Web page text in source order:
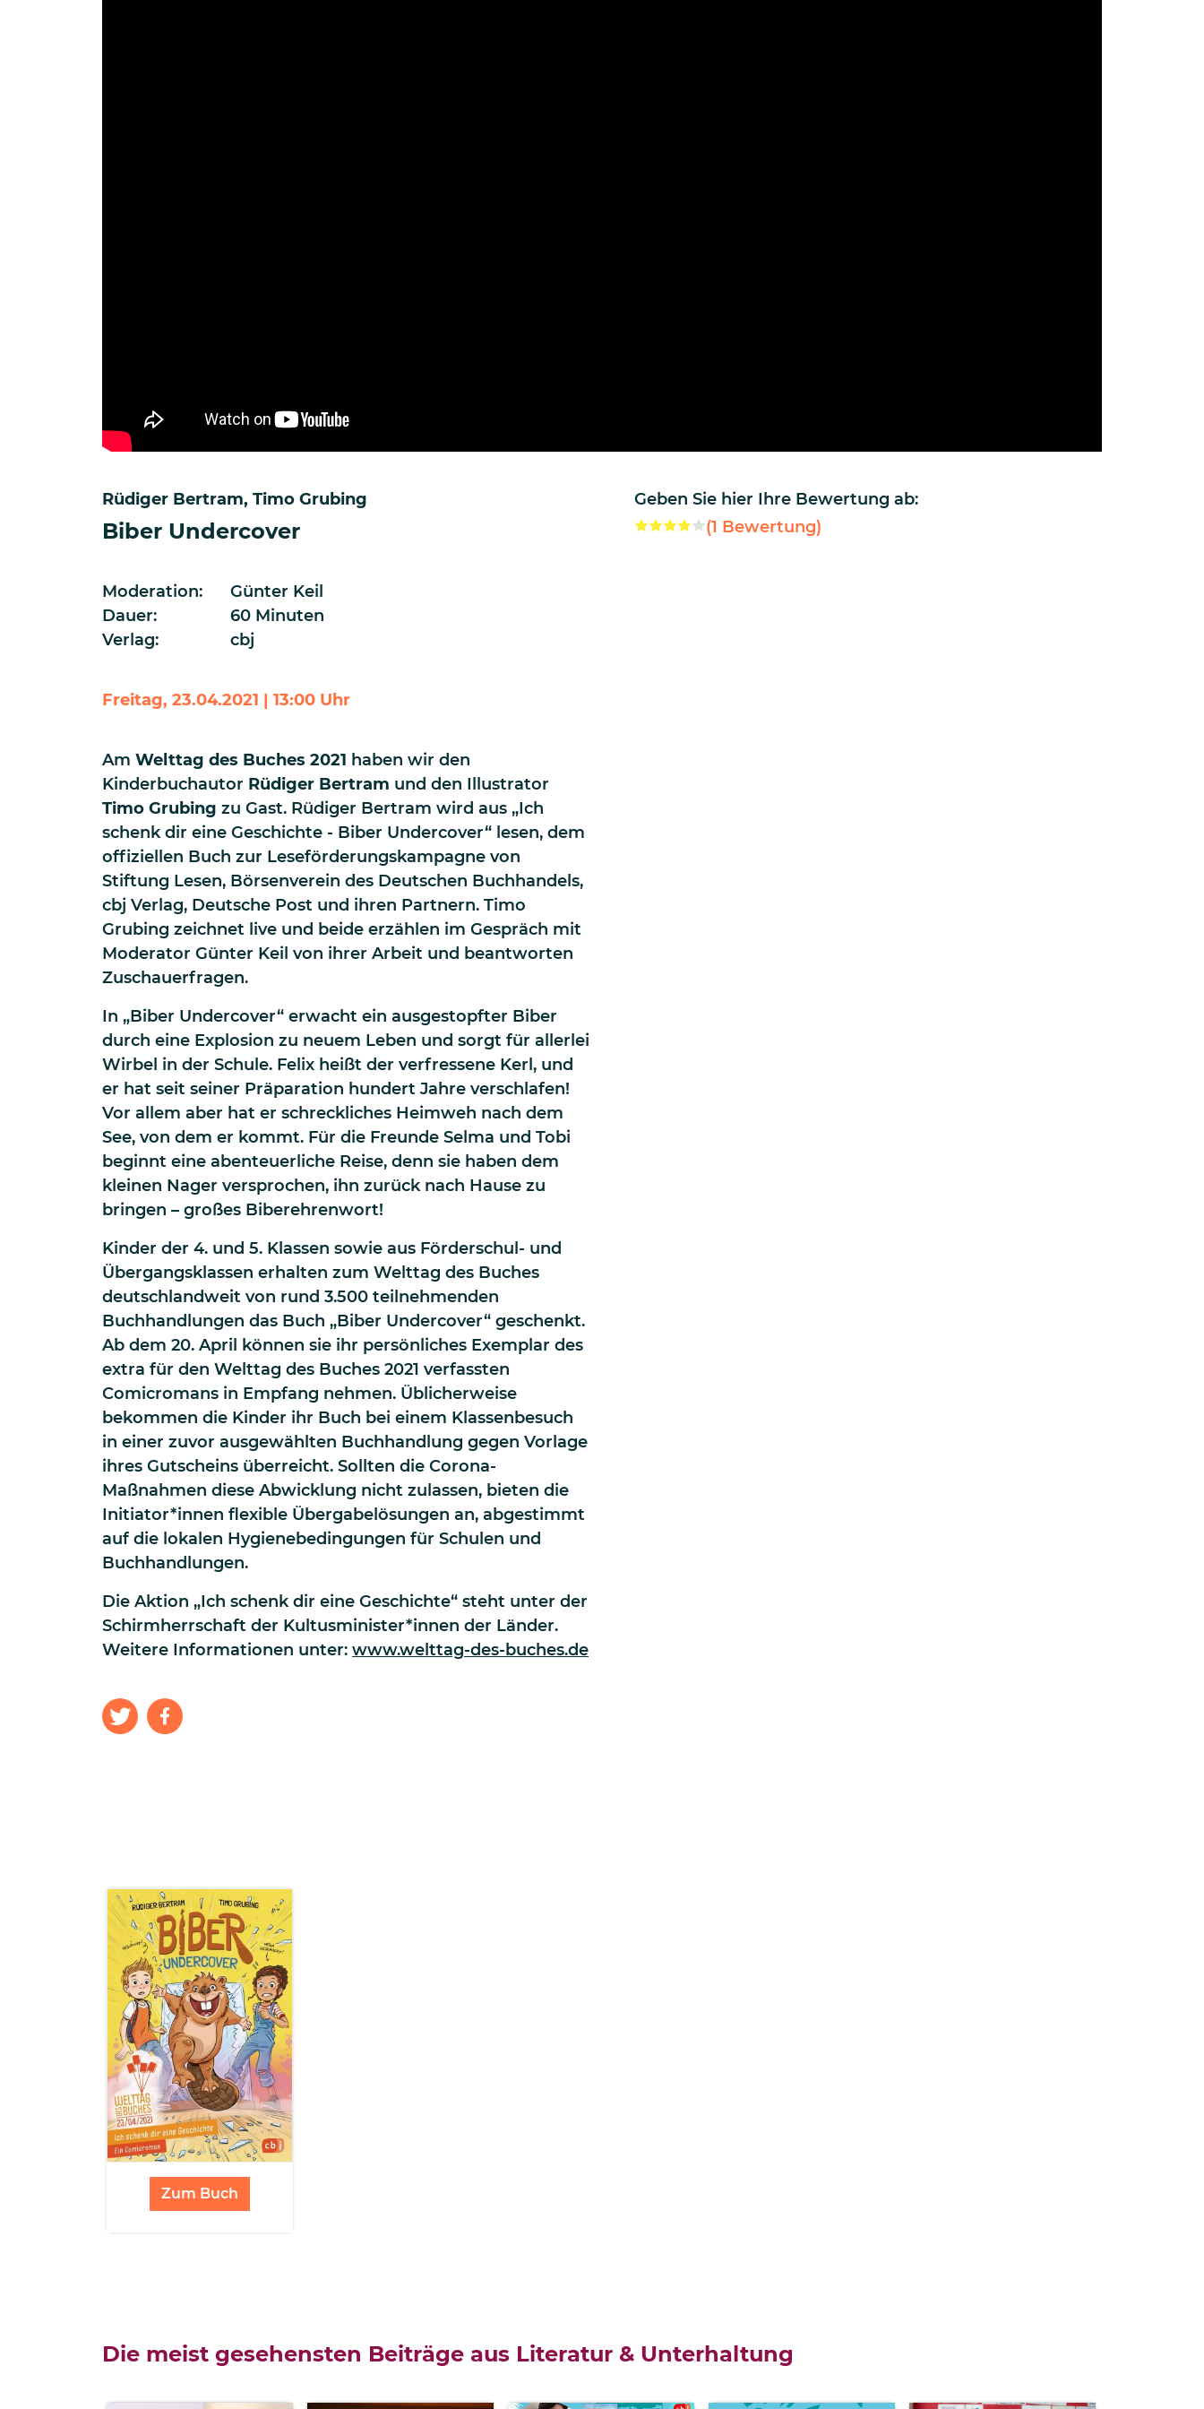
Geben Sie hier Ihre Bewertung ab:
(1 Bewertung)
Rüdiger Bertram Timo Grubing
Biber Undercover
Moderation:
Günter Keil
Dauer:
60 Minuten
Verlag:
cbj
Freitag, 23.04.2021 | 13:00 Uhr
Am Welttag des Buches 2021 haben wir den
Kinderbuchautor Rüdiger Bertram und den Illustrator
Timo Grubing zu Gast. Rüdiger Bertram wird aus „Ich
schenk dir eine Geschichte - Biber Undercover“ lesen, dem
offiziellen Buch zur Leseförderungskampagne von
Stiftung Lesen, Börsenverein des Deutschen Buchhandels,
cbj Verlag, Deutsche Post und ihren Partnern. Timo
Grubing zeichnet live und beide erzählen im Gespräch mit
Moderator Günter Keil von ihrer Arbeit und beantworten
Zuschauerfragen.
In „Biber Undercover“ erwacht ein ausgestopfter Biber
durch eine Explosion zu neuem Leben und sorgt für allerlei
Wirbel in der Schule. Felix heißt der verfressene Kerl, und
er hat seit seiner Präparation hundert Jahre verschlafen!
Vor allem aber hat er schreckliches Heimweh nach dem
See, von dem er kommt. Für die Freunde Selma und Tobi
beginnt eine abenteuerliche Reise, denn sie haben dem
kleinen Nager versprochen, ihn zurück nach Hause zu
bringen – großes Biberehrenwort!
Kinder der 4. und 5. Klassen sowie aus Förderschul- und
Übergangsklassen erhalten zum Welttag des Buches
deutschlandweit von rund 3.500 teilnehmenden
Buchhandlungen das Buch „Biber Undercover“ geschenkt.
Ab dem 20. April können sie ihr persönliches Exemplar des
extra für den Welttag des Buches 2021 verfassten
Comicromans in Empfang nehmen. Üblicherweise
bekommen die Kinder ihr Buch bei einem Klassenbesuch
in einer zuvor ausgewählten Buchhandlung gegen Vorlage
ihres Gutscheins überreicht. Sollten die Corona-
Maßnahmen diese Abwicklung nicht zulassen, bieten die
Initiator*innen flexible Übergabelösungen an, abgestimmt
auf die lokalen Hygienebedingungen für Schulen und
Buchhandlungen.
Die Aktion „Ich schenk dir eine Geschichte“ steht unter der
Schirmherrschaft der Kultusminister*innen der Länder.
Weitere Informationen unter: www.welttag-des-buches.de
Zum Buch
Die meist gesehensten Beiträge aus Literatur & Unterhaltung
Reschke,
Timo